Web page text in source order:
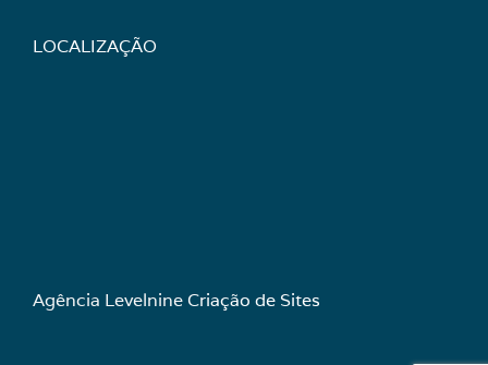
LOCALIZAÇÃO
Agência Levelnine Criação de Sites